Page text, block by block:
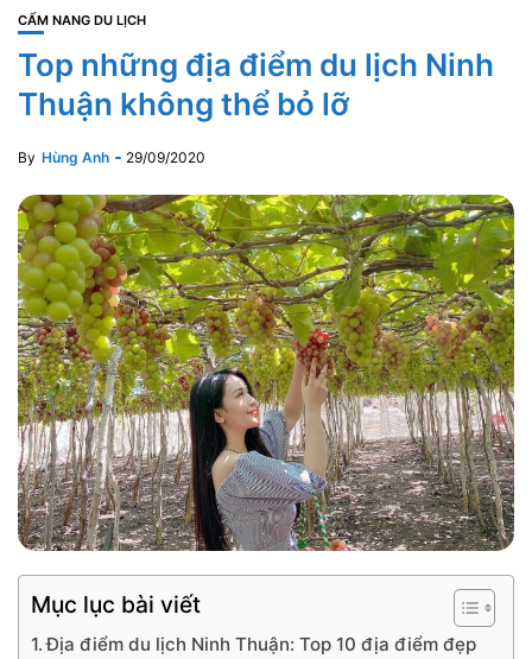
CẨM NANG DU LỊCH
Top những địa điểm du lịch Ninh
Thuận không thể bỏ lỡ
By Hùng Anh 29/09/2020
Mục lục bài viết
Địa điểm du lịch Ninh Thuận: Top 10 địa điểm đẹp